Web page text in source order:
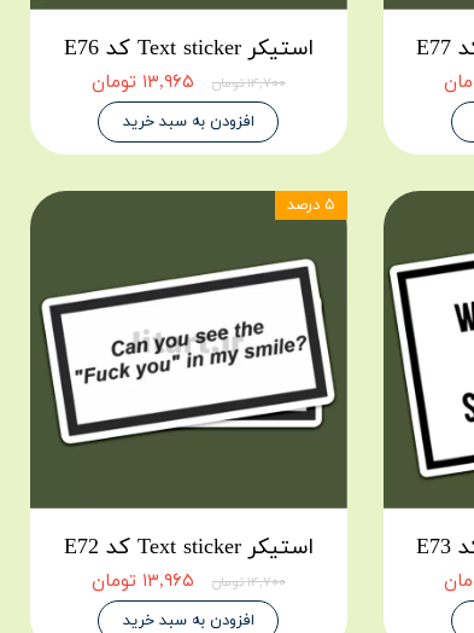
استیکر Text sticker کد E76
۱۴,۷۰۰ تومان ۱۳,۹۶۵ تومان
افزودن به سبد خرید
استیکر Text sticker کد E72
۱۴,۷۰۰ تومان ۱۳,۹۶۵ تومان
افزودن به سبد خرید
۵ درصد